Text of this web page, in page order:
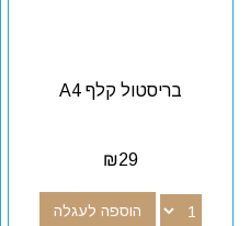
בריסטול קלף A4
₪29
הוספה לעגלה